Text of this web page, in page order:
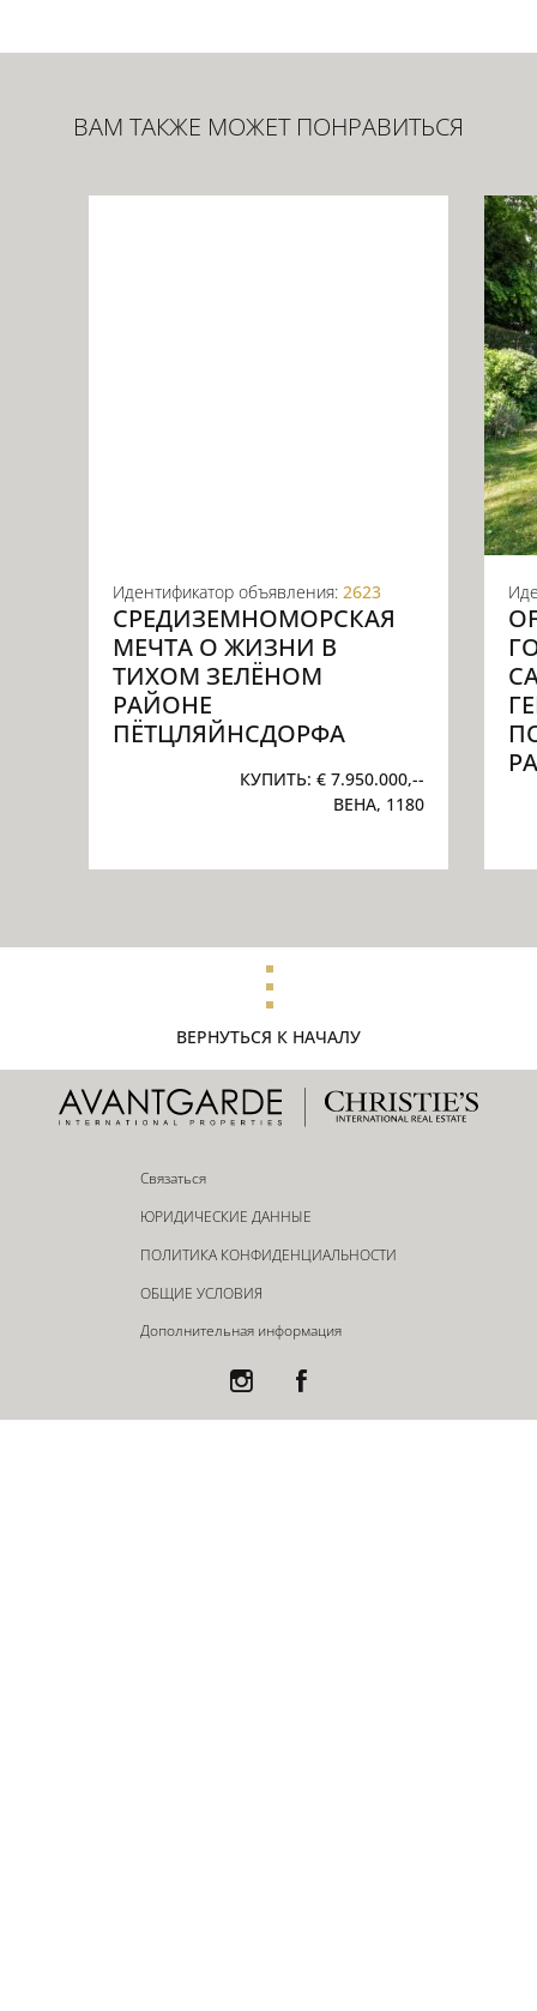
ВАМ ТАКЖЕ МОЖЕТ ПОНРАВИТЬСЯ
Идентификатор объявления: 2623
СРЕДИЗЕМНОМОРСКАЯ
МЕЧТА О ЖИЗНИ В
ТИХОМ ЗЕЛЁНОМ
РАЙОНЕ
ПЁТЦЛЯЙНСДОРФА
КУПИТЬ: € 7.950.000,--
ВЕНА, 1180
ВЕРНУТЬСЯ К НАЧАЛУ
Связаться
ЮРИДИЧЕСКИЕ ДАННЫЕ
ПОЛИТИКА КОНФИДЕНЦИАЛЬНОСТИ
ОБЩИЕ УСЛОВИЯ
Дополнительная информация